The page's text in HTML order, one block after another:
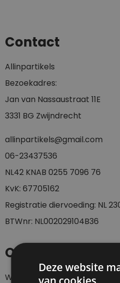
Contact
Allinpartikels
Bezoekadres:
Jan van Nassaustraat 11E
3331 BG Zwijndrecht
allinpartikels@gmail.com
06-23437536
NL42 KNAB 0255 7096 76
KvK: 67705162
Registratie diervoeding: NL
BTWnr: NL002029104B36
Openingstijden
Webshop 24/7
Deze website